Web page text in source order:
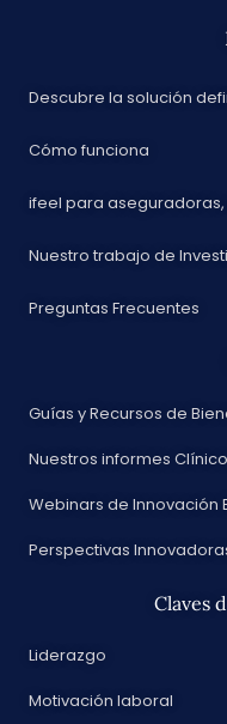
Descubre la solución
Cómo funciona
ifeel para
Nuestro trabajo de
Preguntas Frecuentes
Guías y Recursos de
Nuestros informes
Webinars de Innovación
Perspectivas
Claves
Liderazgo
Motivación laboral